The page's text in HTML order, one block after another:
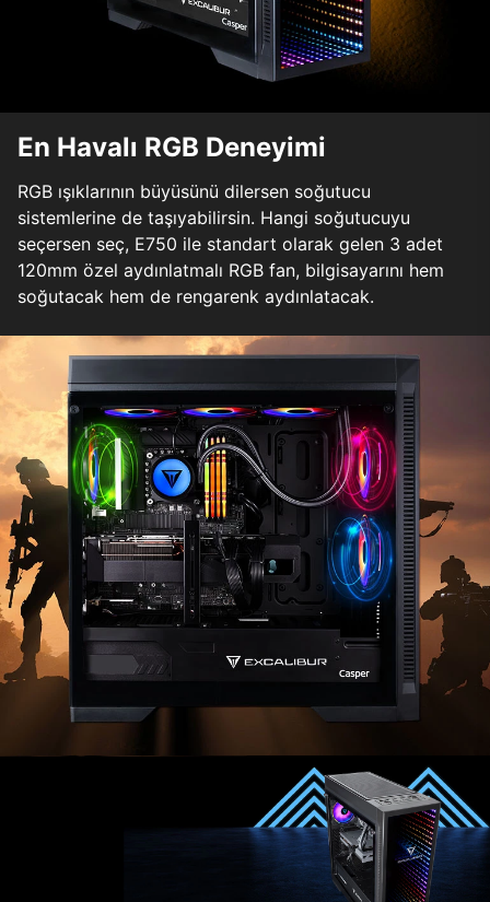
En Havalı RGB Deneyimi
RGB ışıklarının büyüsünü dilersen soğutucu
sistemlerine de taşıyabilirsin. Hangi soğutucuyu
seçersen seç, E750 ile standart olarak gelen 3 adet
120mm özel aydınlatmalı RGB fan, bilgisayarını hem
soğutacak hem de rengarenk aydınlatacak.